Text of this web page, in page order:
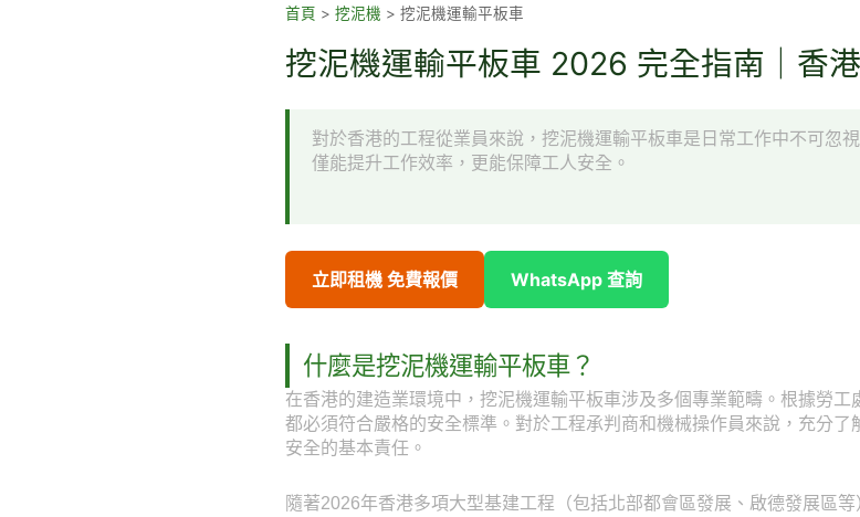
首頁 > 挖泥機 > 挖泥機運輸平板車
挖泥機運輸平板車 2026 完全指南｜香
對於香港的工程從業員來說，挖泥機運輸平板車是日常工作中不可忽
僅能提升工作效率，更能保障工人安全。
立即租機 免費報價 WhatsApp 查詢
什麼是挖泥機運輸平板車？
在香港的建造業環境中，挖泥機運輸平板車涉及多個專業範疇。根據勞
都必須符合嚴格的安全標準。對於工程承判商和機械操作員來說，充分
安全的基本責任。
隨著2026年香港多項大型基建工程（包括北部都會區發展、啟德發展區